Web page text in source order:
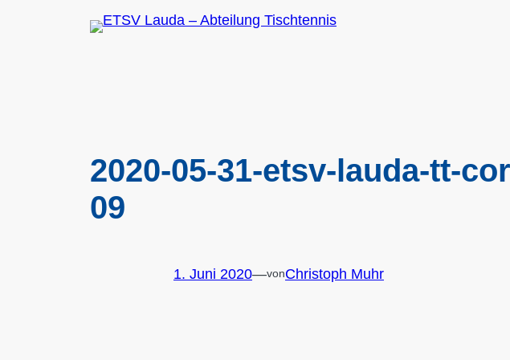
2020-05-31-etsv-lauda-tt-
09
1. Juni 2020—vonChristoph Muhr